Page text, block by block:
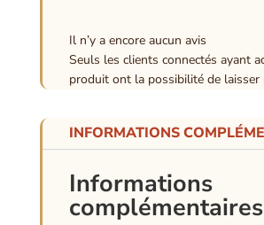
Il n’y a encore aucun avis
Seuls les clients connectés ayant
produit ont la possibilité de laisser
INFORMATIONS
Informations
complémentaires